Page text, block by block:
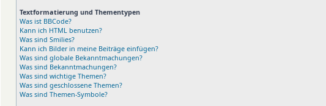
Textformatierung und Thementypen
Was ist BBCode?
Kann ich HTML benutzen?
Was sind Smilies?
Kann ich Bilder in meine Beiträge einfügen?
Was sind globale Bekanntmachungen?
Was sind Bekanntmachungen?
Was sind wichtige Themen?
Was sind geschlossene Themen?
Was sind Themen-Symbole?